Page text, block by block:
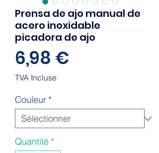
Prensa de ajo manual de
acero inoxidable
picadora de ajo
6,98 €
TVA Incluse
Couleur *
Quantité *